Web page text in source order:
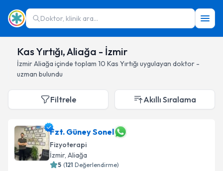
Doktor, klinik ara...
Kas Yırtığı, Aliağa - İzmir
İzmirAliağa içinde toplam 10 Kas Yırtığı uygulayan doktor -
uzman bulundu
Filtrele Akıllı Sıralama
Fzt. Güney Sonel
Fizyoterapi
İzmir, Aliağa
5 (121 Değerlendirme)